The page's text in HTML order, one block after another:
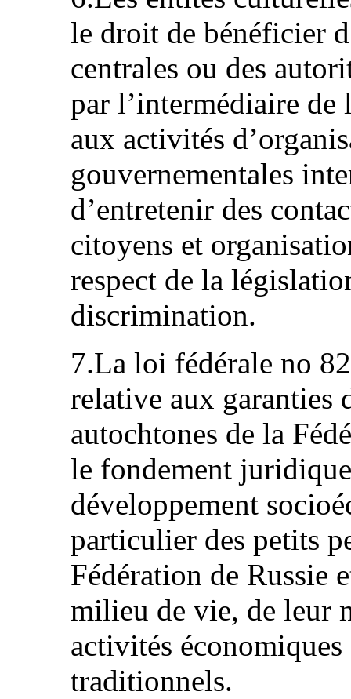
le droit de bénéficier
centrales ou des
par l’intermédiaire de
aux activités
gouvernementales
d’entretenir des
citoyens et
respect de la
discrimination.
7.La loi fédérale no
relative aux garanties
autochtones de la
le fondement
développement
particulier des petits
Fédération de Russie
milieu de vie, de leur
activités
traditionnels.